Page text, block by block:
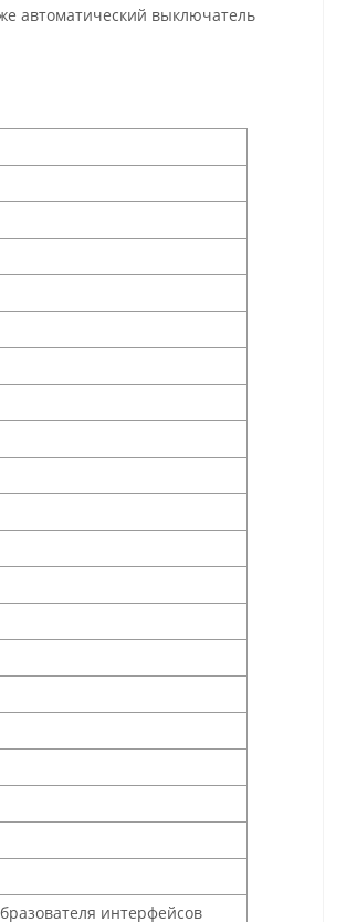
автоматический выключатель
интерфейсов